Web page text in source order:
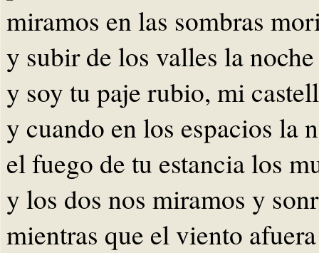
miramos en las sombras
y subir de los valles la
y soy tu paje rubio, mi
y cuando en los espacios la
el fuego de tu estancia los
y los dos nos miramos y
mientras que el viento